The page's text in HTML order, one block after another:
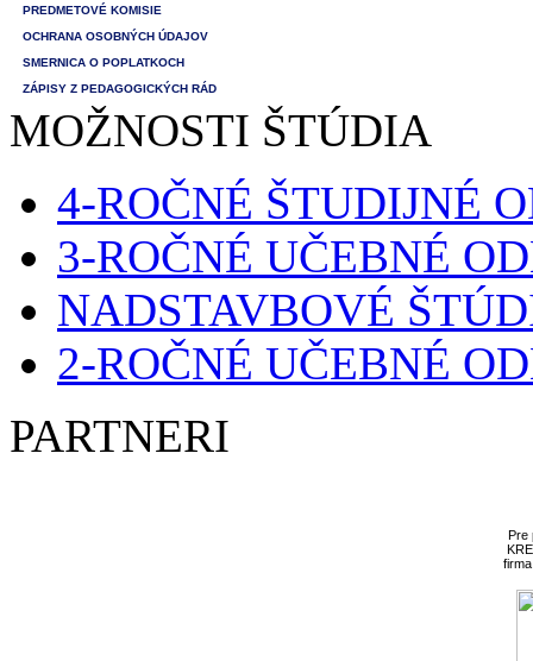
PREDMETOVÉ KOMISIE
OCHRANA OSOBNÝCH ÚDAJOV
SMERNICA O POPLATKOCH
ZÁPISY Z PEDAGOGICKÝCH RÁD
MOŽNOSTI ŠTÚDIA
4-ROČNÉ ŠTUDIJNÉ
3-ROČNÉ UČEBNÉ
NADSTAVBOVÉ
2-ROČNÉ UČEBNÉ
PARTNERI
Pre